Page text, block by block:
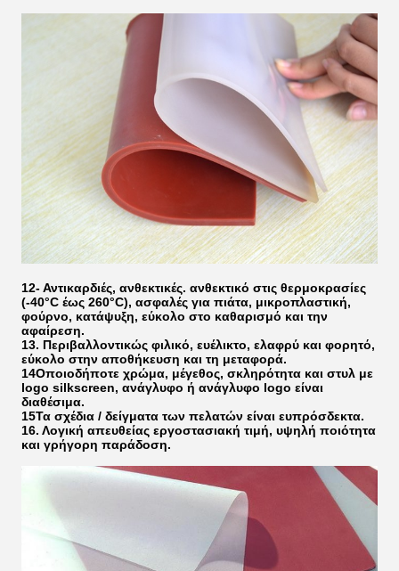
12- Αντικαρδιές, ανθεκτικές. ανθεκτικό στις θερμοκρασίες
(-40°C έως 260°C), ασφαλές για πιάτα, μικροπλαστική,
φούρνο, κατάψυξη, εύκολο στο καθαρισμό και την
αφαίρεση.
13. Περιβαλλοντικώς φιλικό, ευέλικτο, ελαφρύ και φορητό,
εύκολο στην αποθήκευση και τη μεταφορά.
14Οποιοδήποτε χρώμα, μέγεθος, σκληρότητα και στυλ με
logo silkscreen, ανάγλυφο ή ανάγλυφο logo είναι
διαθέσιμα.
15Τα σχέδια / δείγματα των πελατών είναι ευπρόσδεκτα.
16. Λογική απευθείας εργοστασιακή τιμή, υψηλή ποιότητα
και γρήγορη παράδοση.